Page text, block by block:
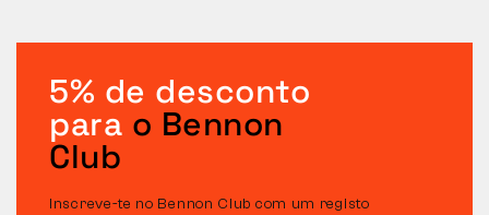
5% de desconto
para o Bennon
Club
Inscreve-te no Bennon Club com um registo